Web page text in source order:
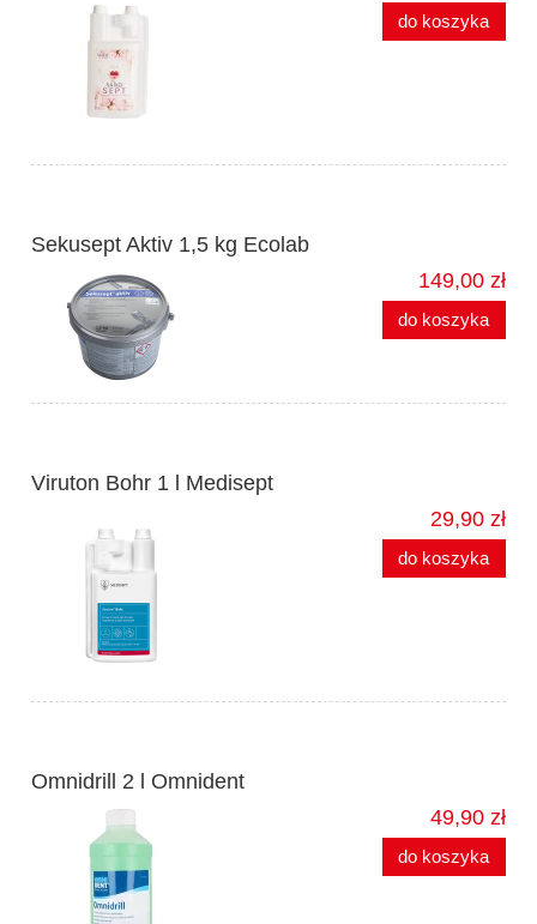
do koszyka
Sekusept Aktiv 1,5 kg Ecolab
149,00 zł
do koszyka
Viruton Bohr 1 l Medisept
29,90 zł
do koszyka
Omnidrill 2 l Omnident
49,90 zł
do koszyka